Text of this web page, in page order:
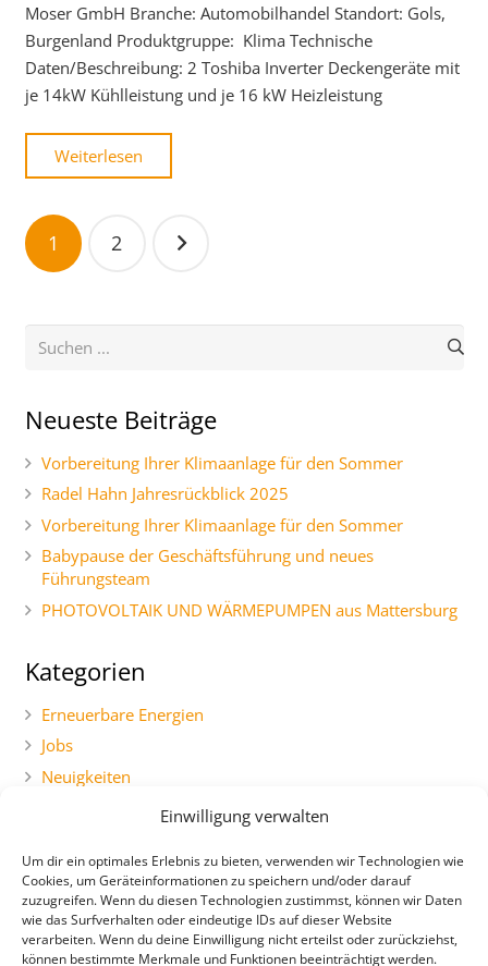
Einwilligung verwalten
Um dir ein optimales Erlebnis zu bieten, verwenden wir Technologien wie
Cookies, um Geräteinformationen zu speichern und/oder darauf
zuzugreifen. Wenn du diesen Technologien zustimmst, können wir Daten
wie das Surfverhalten oder eindeutige IDs auf dieser Website
verarbeiten. Wenn du deine Einwilligung nicht erteilst oder zurückziehst,
können bestimmte Merkmale und Funktionen beeinträchtigt werden.
Moser GmbH Branche: Automobilhandel Standort: Gols,
Burgenland Produktgruppe: Klima Technische
Daten/Beschreibung: 2 Toshiba Inverter Deckengeräte mit
je 14kW Kühlleistung und je 16 kW Heizleistung
Weiterlesen
Beitragsnavigation
1 2
Neueste Beiträge
Vorbereitung Ihrer Klimaanlage für den Sommer
Radel Hahn Jahresrückblick 2025
Vorbereitung Ihrer Klimaanlage für den Sommer
Babypause der Geschäftsführung und neues
Führungsteam
PHOTOVOLTAIK UND WÄRMEPUMPEN aus Mattersburg
Kategorien
Erneuerbare Energien
Jobs
Neuigkeiten
Social Marketing